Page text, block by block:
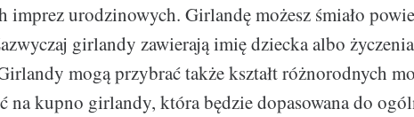
imprez urodzinowych. Girlandę możesz śmiało
girlandy zawierają imię dziecka albo
mogą przybrać także kształt różnorodnych
na kupno girlandy, która będzie dopasowana do